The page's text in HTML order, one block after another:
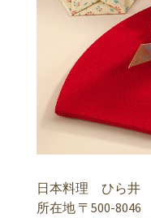
日本料理 ひら井
所在地 〒500-8046